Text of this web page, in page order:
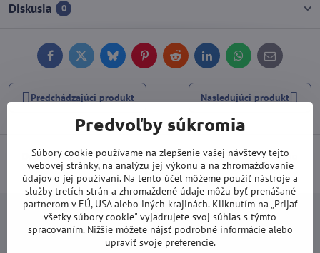
Diskusia 0
FacebookTwitterBlueskyPinterestReddit LinkedInWhatsApp
E-
mail
Predchádzajúci produkt Nasledujúci produkt
Doprava od 100 EUR ZDARMA(Platí pri platbe prevodom alebo
kartou).
Predvoľby súkromia
Súbory cookie používame na zlepšenie vašej návštevy tejto
webovej stránky, na analýzu jej výkonu a na zhromažďovanie
údajov o jej používaní. Na tento účel môžeme použiť nástroje a
služby tretích strán a zhromaždené údaje môžu byť prenášané
partnerom v EÚ, USA alebo iných krajinách. Kliknutím na „Prijať
všetky súbory cookie" vyjadrujete svoj súhlas s týmto
spracovaním. Nižšie môžete nájsť podrobné informácie alebo
upraviť svoje preferencie.